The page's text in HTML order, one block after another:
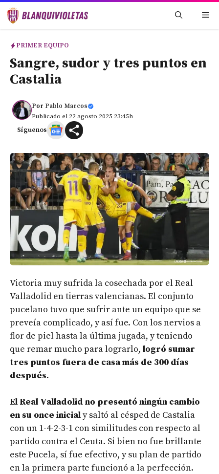
Saltar
PRIMER EQUIPO
Sangre, sudor y tres puntos en
Castalia
Por Pablo Marcos
Publicado el 22 agosto 2025 23:45h
Síguenos
Victoria muy sufrida la cosechada por el Real
Valladolid en tierras valencianas. El conjunto
pucelano tuvo que sufrir ante un equipo que se
preveía complicado, y así fue. Con los nervios a
flor de piel hasta la última jugada, y teniendo
que remar mucho para lograrlo, logró sumar
tres puntos fuera de casa más de 300 días
después.
El Real Valladolid no presentó ningún cambio
en su once inicialy saltó al césped de Castalia
con un 1-4-2-3-1 con similitudes con respecto al
partido contra el Ceuta. Si bien no fue brillante
este Pucela, sí fue efectivo, y su plan de partido
en la primera parte funcionó a la perfección.